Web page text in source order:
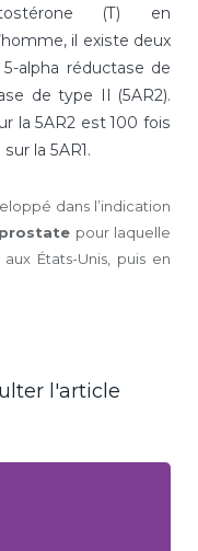
(T) en
il existe deux
alpha réductase de
de type II (5AR2).
la 5AR2 est 100 fois
la 5AR1.
dans l’indication
pour laquelle
États-Unis, puis en
l'article